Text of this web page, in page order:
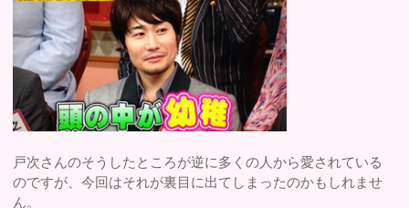
戸次さんのそうしたところが逆に多くの人から愛されている
のですが、今回はそれが裏目に出てしまったのかもしれませ
ん。